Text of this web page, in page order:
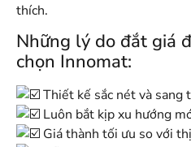
thích.
Những lý do đắt giá
chọn Innomat:
Thiết kế sắc nét và sang
Luôn bắt kịp xu hướng
Giá thành tối ưu so với